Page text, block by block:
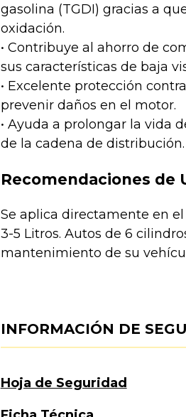
gasolina (TGDI) gracias a
oxidación.
• Contribuye al ahorro de
sus características de baja
• Excelente protección
prevenir daños en el motor.
• Ayuda a prolongar la vida
de la cadena de distribución.
Recomendaciones de
Se aplica directamente en
3-5 Litros. Autos de 6
mantenimiento de su
INFORMACIÓN DE
Hoja de Seguridad